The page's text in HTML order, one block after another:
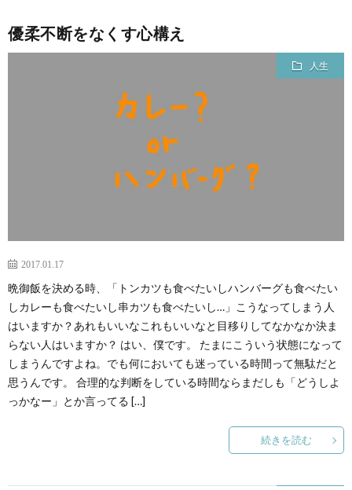
優柔不断をなくす心構え
人生
2017.01.17
晩御飯を決める時、「トンカツも食べたいしハンバーグも食べたい
しカレーも食べたいし串カツも食べたいし…」こうなってしまう人
はいますか？あれもいいなこれもいいなと目移りしてなかなか決ま
らない人はいますか？ はい、僕です。 たまにこういう状態になって
しまうんですよね。でも何においても迷っている時間って無駄だと
思うんです。 合理的な判断をしている時間ならまだしも「どうしよ
っかなー」とか言ってる […]
続きを読む